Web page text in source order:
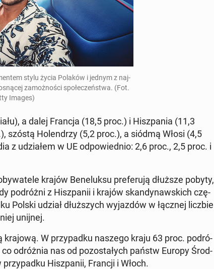
stylu życia Polaków i jednym z naj­
za­moż­no­ści spo­łe­czeń­stwa. (Fot.
Images)
a dalej Francja (18,5 proc.) i Hisz­pa­nia (11,3
szóstą Ho­len­drzy (5,2 proc.), a siódmą Włosi (4,5
z udzia­łem w UE od­po­wied­nio: 2,6 proc., 2,5 proc. i
krajów Be­ne­luk­su pre­fe­ru­ją dłuższe pobyty,
po­dróż­ni z Hisz­pa­nii i krajów skan­dy­naw­skich czę­
Polski udział dłuż­szych wy­jaz­dów w łącznej liczbie
unijnej.
W przy­pad­ku naszego kraju 63 proc. po­dró­
od­róż­nia nas od po­zo­sta­łych państw Europy Środ­
Hisz­pa­nii, Francji i Włoch.